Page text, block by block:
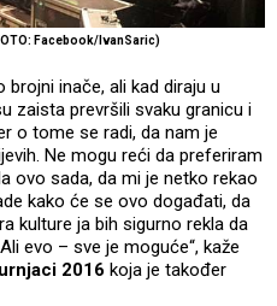
Facebook/IvanSaric)
inače, ali kad diraju u
zaista prevršili svaku granicu i
o tome se radi, da nam je
Ne mogu reći da preferiram
ovo sada, da mi je netko rekao
kako će se ovo događati, da
kulture ja bih sigurno rekla da
evo – sve je moguće“, kaže
2016 koja je također